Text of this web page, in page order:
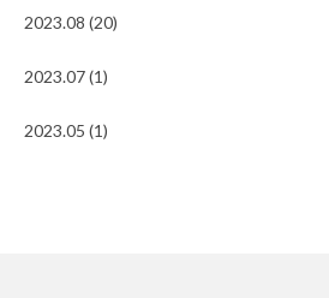
2023.08 (20)
2023.07 (1)
2023.05 (1)